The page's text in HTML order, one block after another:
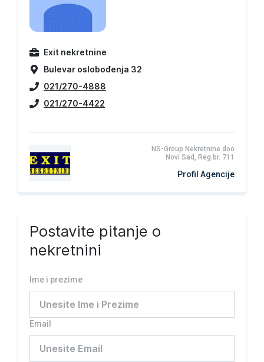
Exit nekretnine
Bulevar oslobođenja 32
021/270-4888
021/270-4422
NS-Group Nekretnine doo
Novi Sad, Reg.br. 711
Profil Agencije
Postavite pitanje o
nekretnini
Ime i prezime
Email